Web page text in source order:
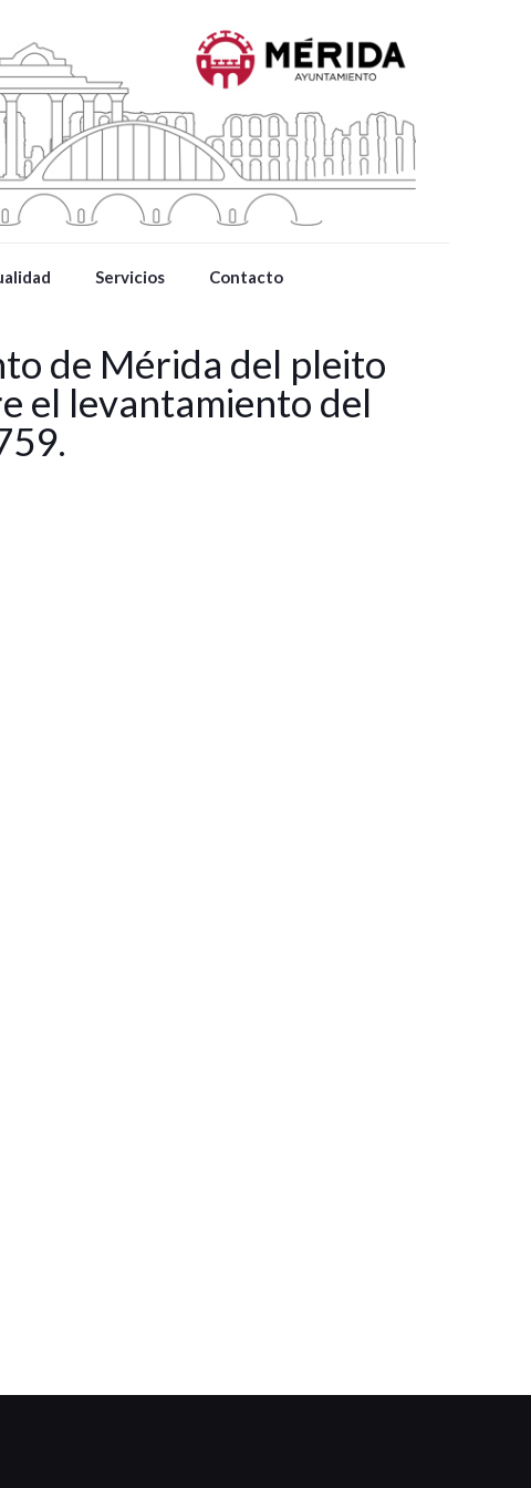
Servicios Contacto
de Mérida del pleito
el levantamiento del